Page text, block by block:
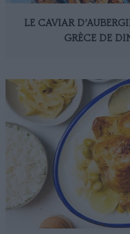
LE CAVIAR
GRÈCE DE